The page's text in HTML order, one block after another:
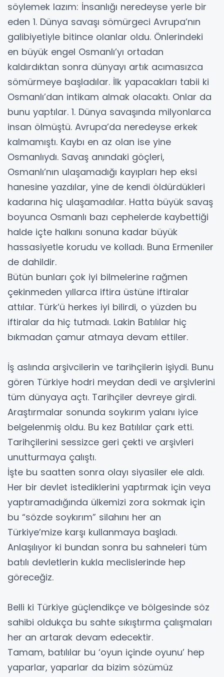
söylemek lazım: İnsanlığı neredeyse yerle bir
eden 1. Dünya savaşı sömürgeci Avrupa’nın
galibiyetiyle bitince olanlar oldu. Önlerindeki
en büyük engel Osmanlı’yı ortadan
kaldırdıktan sonra dünyayı artık acımasızca
sömürmeye başladılar. İlk yapacakları tabii ki
Osmanlı’dan intikam almak olacaktı. Onlar da
bunu yaptılar. 1. Dünya savaşında milyonlarca
insan ölmüştü. Avrupa’da neredeyse erkek
kalmamıştı. Kaybı en az olan ise yine
Osmanlıydı. Savaş anındaki göçleri,
Osmanlı’nın ulaşamadığı kayıpları hep eksi
hanesine yazdılar, yine de kendi öldürdükleri
kadarına hiç ulaşamadılar. Hatta büyük savaş
boyunca Osmanlı bazı cephelerde kaybettiği
halde içte halkını sonuna kadar büyük
hassasiyetle korudu ve kolladı. Buna Ermeniler
de dahildir.
Bütün bunları çok iyi bilmelerine rağmen
çekinmeden yıllarca iftira üstüne iftiralar
attılar. Türk’ü herkes iyi bilirdi, o yüzden bu
iftiralar da hiç tutmadı. Lakin Batılılar hiç
bıkmadan çamur atmaya devam ettiler.
İş aslında arşivcilerin ve tarihçilerin işiydi. Bunu
gören Türkiye hodri meydan dedi ve arşivlerini
tüm dünyaya açtı. Tarihçiler devreye girdi.
Araştırmalar sonunda soykırım yalanı iyice
belgelenmiş oldu. Bu kez Batılılar çark etti.
Tarihçilerini sessizce geri çekti ve arşivleri
unutturmaya çalıştı.
İşte bu saatten sonra olayı siyasiler ele aldı.
Her bir devlet istediklerini yaptırmak için veya
yaptıramadığında ülkemizi zora sokmak için
bu “sözde soykırım” silahını her an
Türkiye’mize karşı kullanmaya başladı.
Anlaşılıyor ki bundan sonra bu sahneleri tüm
batılı devletlerin kukla meclislerinde hep
göreceğiz.
Belli ki Türkiye güçlendikçe ve bölgesinde söz
sahibi oldukça bu sahte sıkıştırma çalışmaları
her an artarak devam edecektir.
Tamam, batılılar bu ‘oyun içinde oyunu’ hep
yaparlar, yaparlar da bizim sözümüz